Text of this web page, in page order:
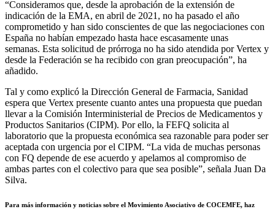
“Consideramos que, desde la aprobación de la extensión de
indicación de la EMA, en abril de 2021, no ha pasado el año
comprometido y han sido conscientes de que las negociaciones con
España no habían empezado hasta hace escasamente unas
semanas. Esta solicitud de prórroga no ha sido atendida por Vertex y
desde la Federación se ha recibido con gran preocupación”, ha
añadido.
Tal y como explicó la Dirección General de Farmacia, Sanidad
espera que Vertex presente cuanto antes una propuesta que puedan
llevar a la Comisión Interministerial de Precios de Medicamentos y
Productos Sanitarios (CIPM). Por ello, la FEFQ solicita al
laboratorio que la propuesta económica sea razonable para poder ser
aceptada con urgencia por el CIPM. “La vida de muchas personas
con FQ depende de ese acuerdo y apelamos al compromiso de
ambas partes con el colectivo para que sea posible”, señala Juan Da
Silva.
Para más información y noticias sobre el Movimiento Asociativo de COCEMFE, haz